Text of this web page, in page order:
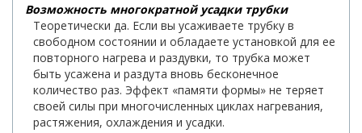
Возможность многократной усадки трубки
Теоретически да. Если вы усаживаете трубку в
свободном состоянии и обладаете установкой для ее
повторного нагрева и раздувки, то трубка может
быть усажена и раздута вновь бесконечное
количество раз. Эффект «памяти формы» не теряет
своей силы при многочисленных циклах нагревания,
растяжения, охлаждения и усадки.